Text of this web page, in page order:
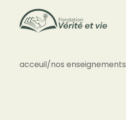
acceuil/nos enseignements